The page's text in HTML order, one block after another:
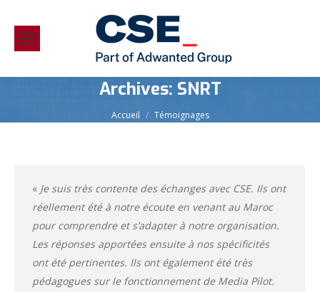
Archives: SNRT
Vous êtes ici :
Accueil Témoignages
« Je suis très contente des échanges avec CSE. Ils ont
réellement été à notre écoute en venant au Maroc
pour comprendre et s’adapter à notre organisation.
Les réponses apportées ensuite à nos spécificités
ont été pertinentes. Ils ont également été très
pédagogues sur le fonctionnement de Media Pilot.